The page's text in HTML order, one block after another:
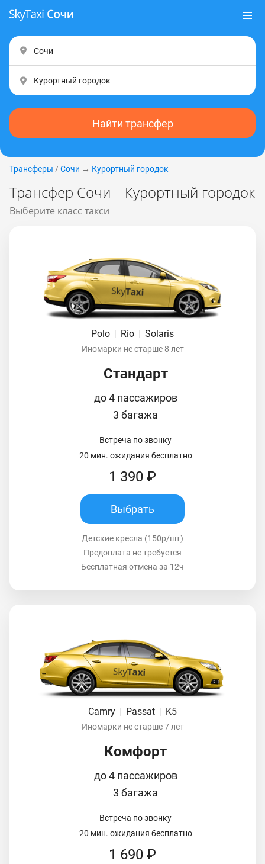
Найти трансфер
Трансферы / Сочи → Курортный городок
Трансфер Сочи – Курортный городок
Выберите класс такси
Polo | Rio | Solaris
Иномарки не старше 8 лет
Стандарт
до 4 пассажиров
3 багажа
Встреча по звонку
20 мин. ожидания бесплатно
1 390 ₽
Выбрать
Детские кресла (150р/шт)
Предоплата не требуется
Бесплатная отмена за 12ч
Camry Passat K5
Иномарки не старше 7 лет
Комфорт
до 4 пассажиров
3 багажа
Встреча по звонку
20 мин. ожидания бесплатно
1 690 ₽